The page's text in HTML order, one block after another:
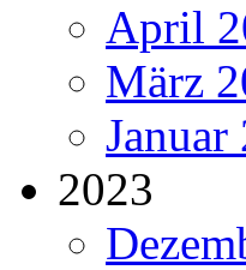
April
März
2023